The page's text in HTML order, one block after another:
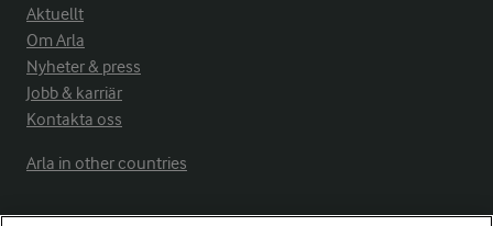
Aktuellt
Om Arla
Nyheter & press
Jobb & karriär
Kontakta oss
Arla in other countries